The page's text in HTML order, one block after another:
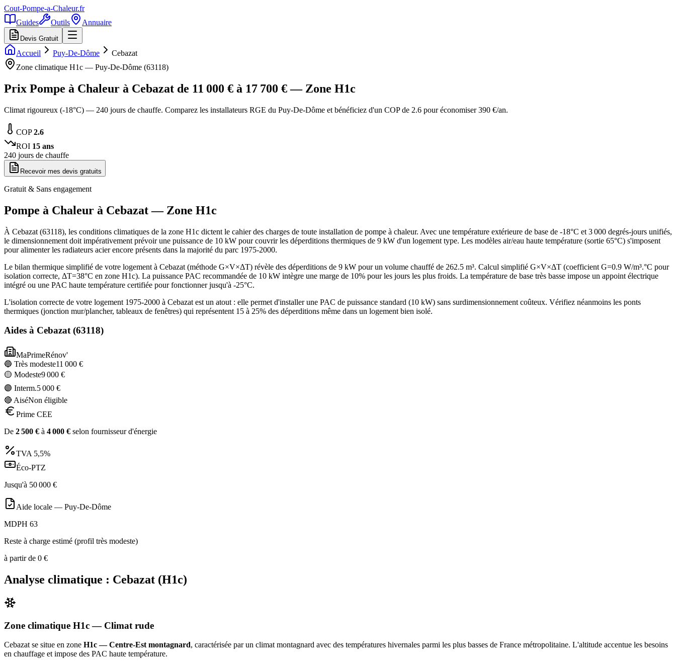
Cout-Pompe-a-Chaleur.fr
Guides
Outils Annuaire
Devis Gratuit
Accueil Puy-De-Dôme
Cebazat
Zone climatique H1c — Puy-De-Dôme (63118)
Prix Pompe à Chaleur à Cebazat de 11 000 € à 17 700 € — Zone H1c
Climat rigoureux (-18°C) — 240 jours de chauffe. Comparez les installateurs RGE du Puy-De-Dôme et bénéficiez d'un COP de 2.6 pour économiser 390 €/an.
COP2.6
ROI 15 ans
240 jours de chauffe
Recevoir mes devis gratuits
Gratuit & Sans engagement
Pompe à Chaleur à Cebazat— Zone H1c
À Cebazat (63118), les conditions climatiques de la zone H1c dictent le cahier des charges de toute installation de pompe à chaleur. Avec une température extérieure de base de -18°C et 3 000 degrés-jours unifiés,
le dimensionnement doit impérativement prévoir une puissance de 10 kW pour couvrir les déperditions thermiques de 9 kW d'un logement type. Les modèles air/eau haute température (sortie 65°C) s'imposent
pour alimenter les radiateurs acier encore présents dans la majorité du parc 1975-2000.
Le bilan thermique simplifié de votre logement à Cebazat (méthode G×V×ΔT) révèle des déperditions de 9 kW pour un volume chauffé de 262.5 m³. Calcul simplifié G×V×ΔT (coefficient G=0.9 W/m³.°C pour
isolation correcte, ΔT=38°C en zone H1c). La puissance PAC recommandée de 10 kW intègre une marge de 10% pour les jours les plus froids. La température de base très basse impose un appoint électrique
intégré ou une PAC haute température certifiée pour fonctionner jusqu'à -25°C.
L'isolation correcte de votre logement 1975-2000 à Cebazat est un atout : elle permet d'installer une PAC de puissance standard (10 kW) sans surdimensionnement coûteux. Vérifiez néanmoins les ponts
thermiques (jonction mur/plancher, tableaux de fenêtres) qui représentent 15 à 25% des déperditions même dans un logement bien isolé.
Aides à Cebazat(63118)
MaPrimeRénov'
🔵 Très modeste11 000 €
🟡 Modeste9 000 €
🟣 Interm.5 000 €
🔴 AiséNon éligible
Prime CEE
De 2 500 € à 4 000 € selon fournisseur d'énergie
TVA 5,5%
Éco-PTZ
Jusqu'à 50 000 €
Aide locale — Puy-De-Dôme
MDPH 63
Reste à charge estimé (profil très modeste)
à partir de 0 €
Analyse climatique : Cebazat (H1c)
Zone climatique H1c— Climat rude
Cebazat se situe en zone H1c — Centre-Est montagnard, caractérisée par un climat montagnard avec des températures hivernales parmi les plus basses de France métropolitaine. L'altitude accentue les besoins
en chauffage et impose des PAC haute température.